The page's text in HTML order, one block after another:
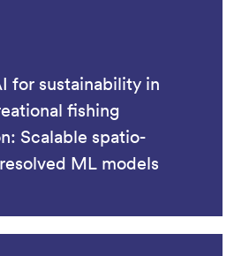
for sustainability in
fishing
Scalable spatio-
ML models